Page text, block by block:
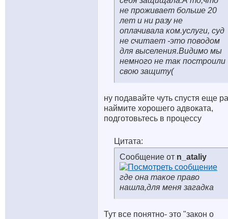
не проживает больше 20
лет и ни разу не
оплачивала ком.услуги, суд
не считает -это поводом
для выселения.Видимо мы
немного не так построили
свою защиту(
ну подавайте чуть спустя еще
наймите хорошего адвоката,
подготовьтесь в процессу
Цитата:
Сообщение от n_ataliy
где она такое право
нашла,для меня загадка
Тут все понятно- это "закон о